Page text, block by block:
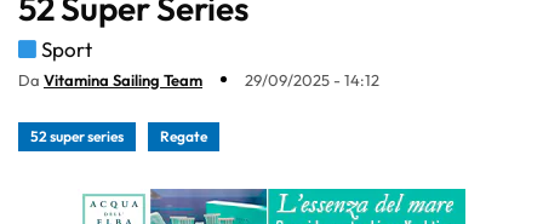
Sport
Da Vitamina Sailing Team 29/09/2025 - 14:12
52 super series Regate